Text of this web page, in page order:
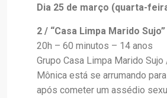
Dia 25 de março (quarta-
2 / “Casa Limpa Marido Sujo”
20h – 60 minutos – 14 anos
Grupo Casa Limpa Marido
Mônica está se arrumando
após cometer um assédio